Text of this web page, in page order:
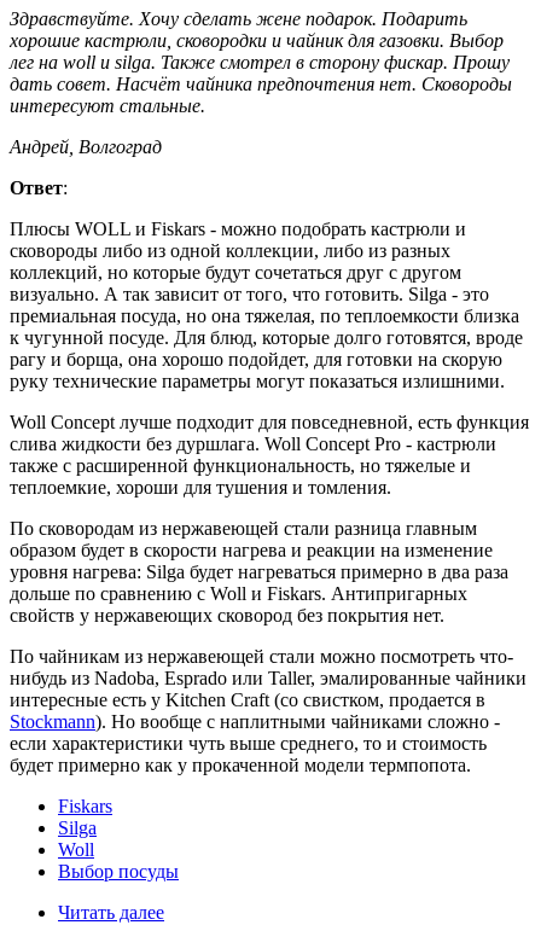
Здравствуйте. Хочу сделать жене подарок. Подарить
хорошие кастрюли, сковородки и чайник для газовки. Выбор
лег на woll и silga. Также смотрел в сторону фискар. Прошу
дать совет. Насчёт чайника предпочтения нет. Сковороды
интересуют стальные.
Андрей, Волгоград
Ответ:
Плюсы WOLL и Fiskars - можно подобрать кастрюли и
сковороды либо из одной коллекции, либо из разных
коллекций, но которые будут сочетаться друг с другом
визуально. А так зависит от того, что готовить. Silga - это
премиальная посуда, но она тяжелая, по теплоемкости близка
к чугунной посуде. Для блюд, которые долго готовятся, вроде
рагу и борща, она хорошо подойдет, для готовки на скорую
руку технические параметры могут показаться излишними.
Woll Concept лучше подходит для повседневной, есть функция
слива жидкости без дуршлага. Woll Concept Pro - кастрюли
также с расширенной функциональность, но тяжелые и
теплоемкие, хороши для тушения и томления.
По сковородам из нержавеющей стали разница главным
образом будет в скорости нагрева и реакции на изменение
уровня нагрева: Silga будет нагреваться примерно в два раза
дольше по сравнению с Woll и Fiskars. Антипригарных
свойств у нержавеющих сковород без покрытия нет.
По чайникам из нержавеющей стали можно посмотреть что-
нибудь из Nadoba, Esprado или Taller, эмалированные чайники
интересные есть у Kitchen Craft (со свистком, продается в
Stockmann). Но вообще с наплитными чайниками сложно -
если характеристики чуть выше среднего, то и стоимость
будет примерно как у прокаченной модели термпопота.
Fiskars
Silga
Woll
Выбор посуды
Читать далее